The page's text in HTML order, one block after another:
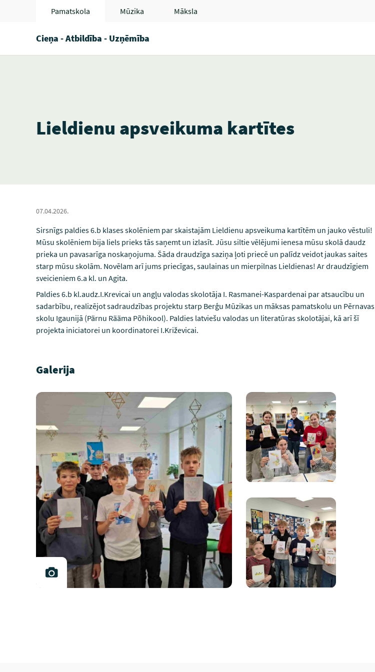
Pamatskola Mūzika Māksla
Cieņa - Atbildība - Uzņēmība
Lieldienu apsveikuma kartītes
07.04.2026.
Sirsnīgs paldies 6.b klases skolēniem par skaistajām Lieldienu apsveikuma kartītēm un jauko vēstuli!
Mūsu skolēniem bija liels prieks tās saņemt un izlasīt. Jūsu siltie vēlējumi ienesa mūsu skolā daudz
prieka un pavasarīga noskaņojuma. Šāda draudzīga saziņa ļoti priecē un palīdz veidot jaukas saites
starp mūsu skolām. Novēlam arī jums priecīgas, saulainas un mierpilnas Lieldienas! Ar draudzīgiem
sveicieniem 6.a kl. un Agita.
Paldies 6.b kl.audz.I.Krevicai un angļu valodas skolotāja I. Rasmanei-Kaspardenai par atsaucību un
sadarbību, realizējot sadraudzības projektu starp Berģu Mūzikas un māksas pamatskolu un Pērnavas
skolu Igaunijā (Pärnu Rääma Põhikool). Paldies latviešu valodas un literatūras skolotājai, kā arī šī
projekta iniciatorei un koordinatorei I.Križevicai.
Galerija